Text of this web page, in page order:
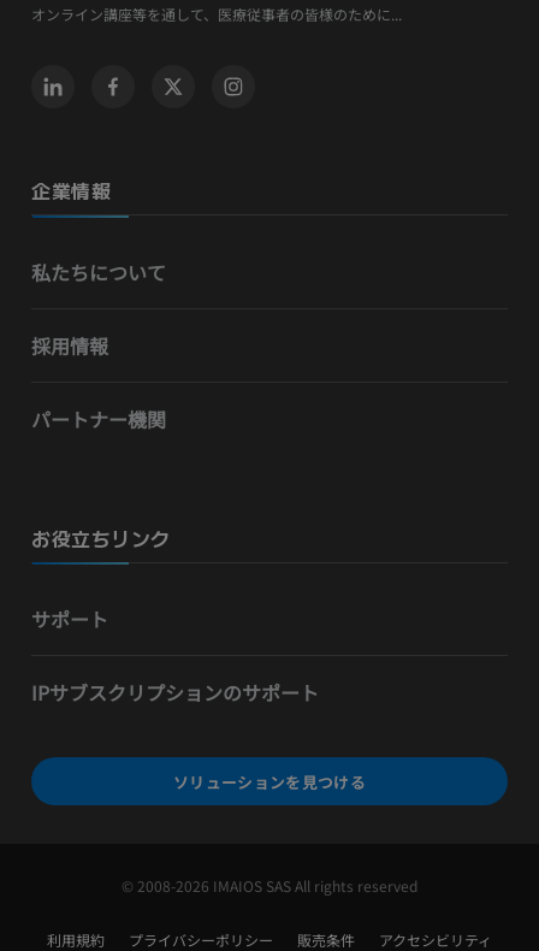
オンライン講座等を通して、医療従事者の皆様のために...
企業情報
私たちについて
採用情報
パートナー機関
お役立ちリンク
サポート
IPサブスクリプションのサポート
ソリューションを見つける
© 2008-2026 IMAIOS SAS All rights reserved
利用規約 プライバシーポリシー 販売条件 アクセシビリティ